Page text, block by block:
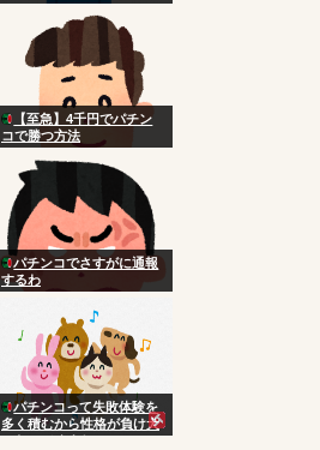
【至急】4千円でパチン
コで勝つ方法
パチンコでさすがに通報
するわ
パチンコって失敗体験を
多く積むから性格が負け犬
になってくよね